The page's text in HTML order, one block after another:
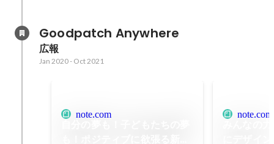
Goodpatch Anywhere
広報
Jan 2020- Oct 2021
note.com note.com